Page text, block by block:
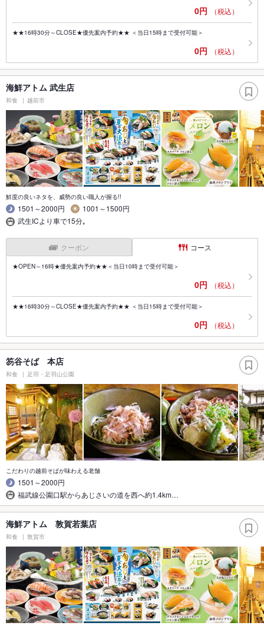
0円 （税込）
★★16時30分～CLOSE★優先案内予約★★ ＜当日15時まで受付可能＞
0円 （税込）
海鮮アトム 武生店
和食 越前市
鮮度の良いネタを、威勢の良い職人が握る!!
1501～2000円
1001～1500円
武生ICより車で15分｡
クーポン コース
★OPEN～16時★優先案内予約★★＜当日10時まで受付可能＞
0円 （税込）
★★16時30分～CLOSE★優先案内予約★★ ＜当日15時まで受付可能＞
0円 （税込）
笏谷そば 本店
和食 足羽・足羽山公園
こだわりの越前そばが味わえる老舗
1501～2000円
福武線公園口駅からあじさいの道を西へ約1.4km…
海鮮アトム 敦賀若葉店
和食 敦賀市